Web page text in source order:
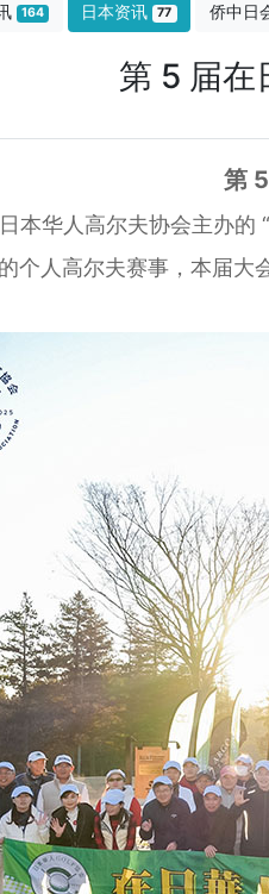
164 日本资讯 77 侨中日
第 5 届在
第
本华人高尔夫协会主办的
个人高尔夫赛事，本届